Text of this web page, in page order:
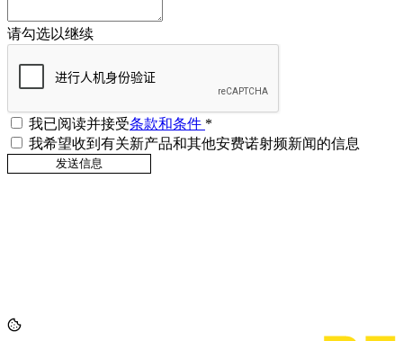
请勾选以继续
我已阅读并接受条款和条件 *
我希望收到有关新产品和其他安费诺射频新闻的信息